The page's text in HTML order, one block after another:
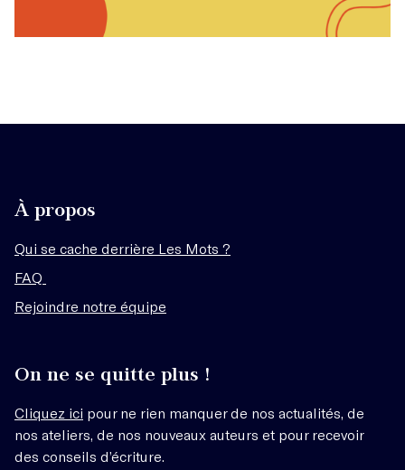
À propos
Qui se cache derrière Les Mots ?
FAQ
Rejoindre notre équipe
On ne se quitte plus !
Cliquez ici pour ne rien manquer de nos actualités, de
nos ateliers, de nos nouveaux auteurs et pour recevoir
des conseils d’écriture.